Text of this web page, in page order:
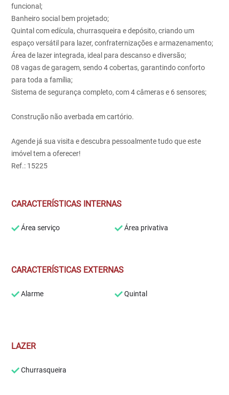
funcional;
Banheiro social bem projetado;
Quintal com edícula, churrasqueira e depósito, criando um
espaço versátil para lazer, confraternizações e armazenamento;
Área de lazer integrada, ideal para descanso e diversão;
08 vagas de garagem, sendo 4 cobertas, garantindo conforto
para toda a família;
Sistema de segurança completo, com 4 câmeras e 6 sensores;
Construção não averbada em cartório.
Agende já sua visita e descubra pessoalmente tudo que este
imóvel tem a oferecer!
Ref.: 15225
CARACTERÍSTICAS INTERNAS
Área serviço Área privativa
CARACTERÍSTICAS EXTERNAS
Alarme Quintal
LAZER
Churrasqueira